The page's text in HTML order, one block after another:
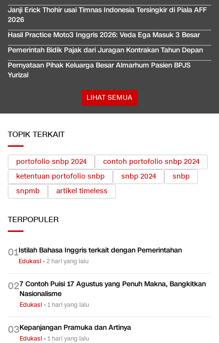
Janji Erick Thohir usai Timnas Indonesia Tersingkir di Piala AFF
2026
Hasil Practice Moto3 Inggris 2026: Veda Ega Masuk 3 Besar
Pemerintah Bidik Pajak dari Juragan Kontrakan Tahun Depan
Pernyataan Pihak Keluarga Besar Almarhum Pasien BPJS
Yurizal
LIHAT SEMUA
TOPIK TERKAIT
portofolio snbp 2024
contoh portofolio snbp 2024
ketentuan portofolio snbp
snbp 2024
snbp
snpmb
artikel timeless
TERPOPULER
01Istilah Bahasa Inggris terkait dengan Pemerintahan
Edukasi •2 hari yang lalu
027 Contoh Puisi 17 Agustus yang Penuh Makna, Bangkitkan
Nasionalisme
Edukasi •1 hari yang lalu
03Kepanjangan Pramuka dan Artinya
Edukasi •1 hari yang lalu